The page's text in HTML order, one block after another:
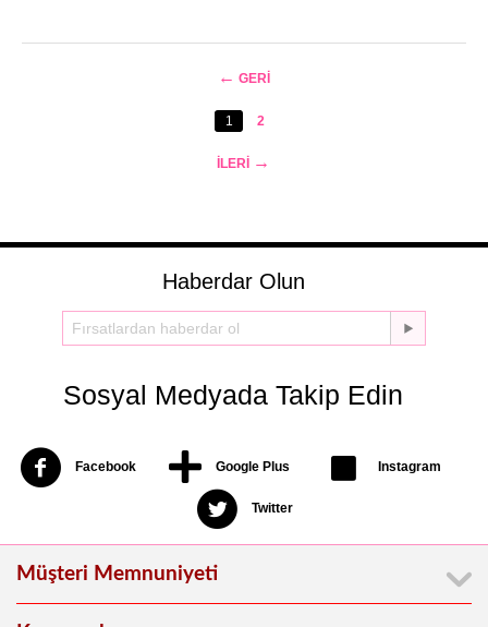
GERI
1 2
ILERI
Haberdar Olun
Sosyal Medyada Takip Edin
Facebook Google Plus Instagram
Twitter
Müşteri Memnuniyeti